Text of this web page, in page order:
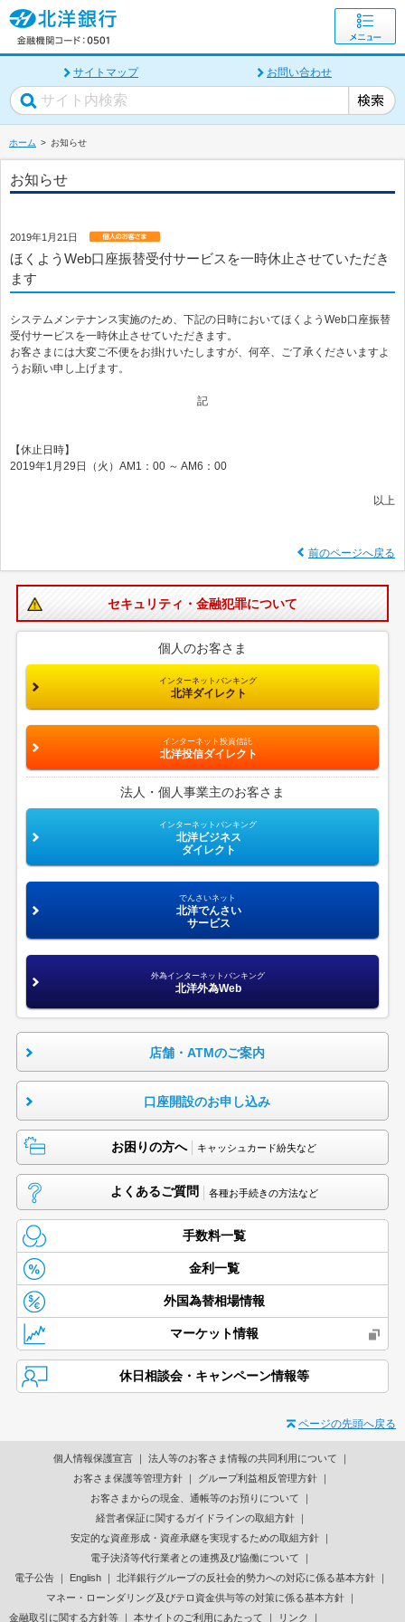
サイトマップ お問い合わせ
ホーム お知らせ
お知らせ
2019年1月21日
ほくようWeb口座振替受付サービスを一時休止させていただき
ます
システムメンテナンス実施のため、下記の日時においてほくようWeb口座振替
受付サービスを一時休止させていただきます。
お客さまには大変ご不便をお掛けいたしますが、何卒、ご了承くださいますよ
うお願い申し上げます。
記
【休止日時】
2019年1月29日（火）AM1：00 ～ AM6：00
以上
前のページへ戻る
セキュリティ・金融犯罪について
個人のお客さま
インターネットバンキング
北洋ダイレクト
インターネット投資信託
北洋投信ダイレクト
法人・個人事業主のお客さま
インターネットバンキング
北洋ビジネス
ダイレクト
でんさいネット
北洋でんさい
サービス
外為インターネットバンキング
北洋外為Web
店舗・ATMのご案内
口座開設のお申し込み
お困りの方へ キャッシュカード紛失など
よくあるご質問 各種お手続きの方法など
手数料一覧
金利一覧
外国為替相場情報
マーケット情報
休日相談会・キャンペーン情報等
ページの先頭へ戻る
個人情報保護宣言
法人等のお客さま情報の共同利用について
お客さま保護等管理方針
グループ利益相反管理方針
お客さまからの現金、通帳等のお預りについて
経営者保証に関するガイドラインの取組方針
安定的な資産形成・資産承継を実現するための取組方針
電子決済等代行業者との連携及び協働について
電子公告
English
北洋銀行グループの反社会的勢力への対応に係る基本方針
マネー・ローンダリング及びテロ資金供与等の対策に係る基本方針
金融取引に関する方針等
本サイトのご利用にあたって リンク